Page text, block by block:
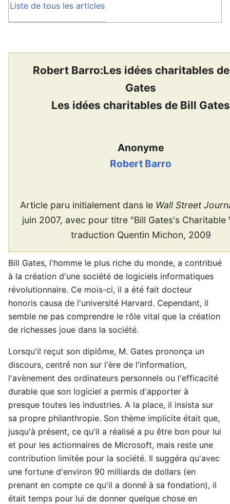
Liste de tous les articles
Robert Barro:Les idées charitables
Gates
Les idées charitables de Bill Gates
Anonyme
Robert Barro
Article paru initialement dans le Wall Street
juin 2007, avec pour titre "Bill Gates's Charitable
traduction Quentin Michon, 2009
Bill Gates, l'homme le plus riche du monde, a contribué
à la création d'une société de logiciels informatiques
révolutionnaire. Ce mois-ci, il a été fait docteur
honoris causa de l'université Harvard. Cependant, il
semble ne pas comprendre le rôle vital que la création
de richesses joue dans la société.
Lorsqu'il reçut son diplôme, M. Gates prononça un
discours, centré non sur l'ère de l'information,
l'avènement des ordinateurs personnels ou l'efficacité
durable que son logiciel a permis d'apporter à
presque toutes les industries. A la place, il insista sur
sa propre philanthropie. Son thème implicite était que,
jusqu'à présent, ce qu'il a réalisé a pu être bon pour lui
et pour les actionnaires de Microsoft, mais reste une
contribution limitée pour la société. Il suggéra qu'avec
une fortune d'environ 90 milliards de dollars (en
prenant en compte ce qu'il a donné à sa fondation), il
était temps pour lui de donner quelque chose en